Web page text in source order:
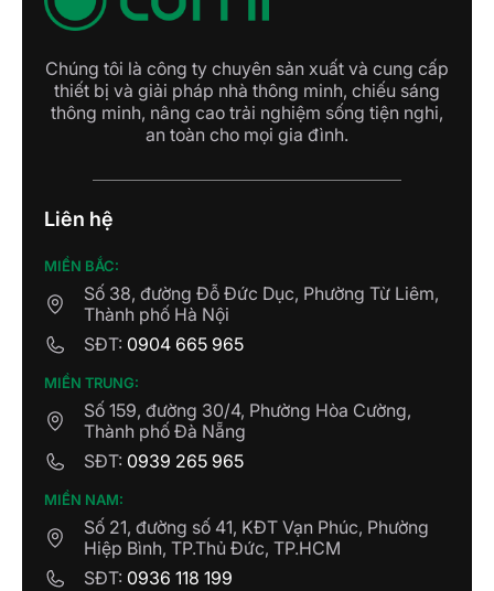
Chúng tôi là công ty chuyên sản xuất và cung cấp
thiết bị và giải pháp nhà thông minh, chiếu sáng
thông minh, nâng cao trải nghiệm sống tiện nghi,
an toàn cho mọi gia đình.
Liên hệ
MIỀN BẮC:
Số 38, đường Đỗ Đức Dục, Phường Từ Liêm,
Thành phố Hà Nội
SĐT: 0904 665 965
MIỀN TRUNG:
Số 159, đường 30/4, Phường Hòa Cường,
Thành phố Đà Nẵng
SĐT: 0939 265 965
MIỀN NAM:
Số 21, đường số 41, KĐT Vạn Phúc, Phường
Hiệp Bình, TP.Thủ Đức, TP.HCM
SĐT: 0936 118 199